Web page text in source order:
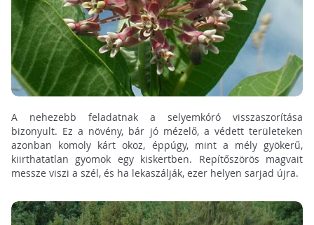
A nehezebb feladatnak a selyemkóró visszaszorítása
bizonyult. Ez a növény, bár jó mézelő, a védett területeken
azonban komoly kárt okoz, éppúgy, mint a mély gyökerű,
kiirthatatlan gyomok egy kiskertben. Repítőszörös magvait
messze viszi a szél, és ha lekaszálják, ezer helyen sarjad újra.